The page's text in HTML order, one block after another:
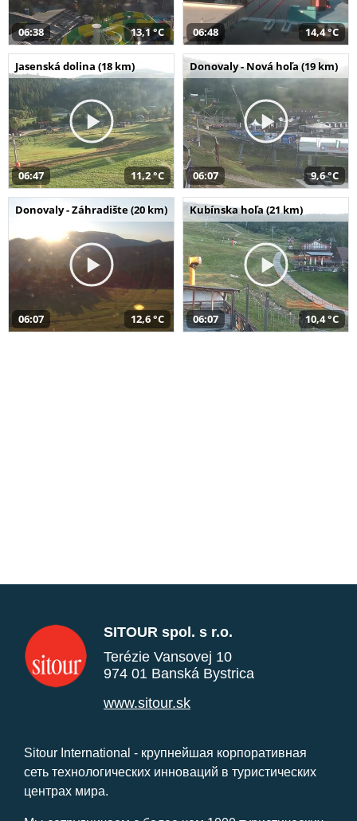
06:38 13,1 °C 06:48 14,4 °C
Jasenská dolina (18 km)
06:47 11,2 °C
Donovaly - Nová hoľa (19 km)
06:07 9,6 °C
Donovaly - Záhradište (20 km)
06:07 12,6 °C
Kubínska hoľa (21 km)
06:07 10,4 °C
SITOUR spol. s r.o.
Terézie Vansovej 10
974 01 Banská Bystrica
www.sitour.sk
Sitour International - крупнейшая корпоративная
сеть технологических инноваций в туристических
центрах мира.